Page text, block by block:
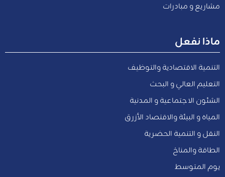
مشاريع و مبادرات
ماذا نفعل
التنمية الاقتصادية والتوظيف
التعليم العالي و البحث
الشئون الاجتماعية و المدنية
المياه و البيئة والاقتصاد الأزرق
النقل و التنمية الحضرية
الطاقة والمناخ
يوم المتوسط